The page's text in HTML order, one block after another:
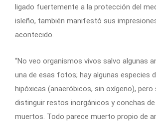
ligado fuertemente a la protección del
isleño, también manifestó sus
acontecido.
“No veo organismos vivos salvo algunas
una de esas fotos; hay algunas especies
hipóxicas (anaeróbicos, sin oxígeno), pero
distinguir restos inorgánicos y conchas de
muertos. Todo parece muerto propio de